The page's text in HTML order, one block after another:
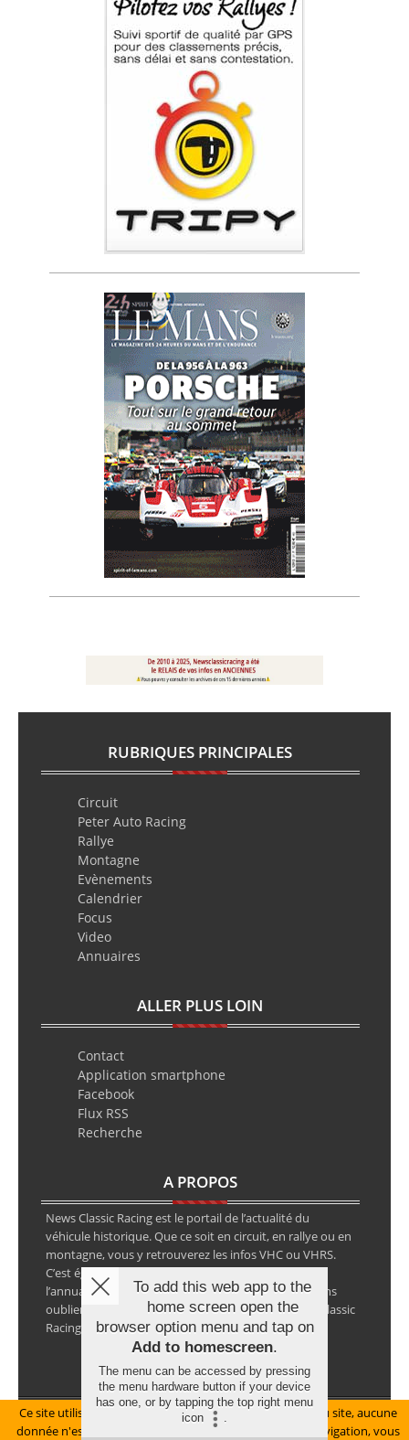
RUBRIQUES PRINCIPALES
Circuit
Peter Auto Racing
Rallye
Montagne
Evènements
Calendrier
Focus
Video
Annuaires
ALLER PLUS LOIN
Contact
Application smartphone
Facebook
Flux RSS
Recherche
A PROPOS
News Classic Racing est le portail de l’actualité du
véhicule historique. Que ce soit en circuit, en rallye ou en
montagne, vous y retrouverez les infos VHC ou VHRS.
C’est également le calendrier des épreuves ainsi que
l’annuaire des spécialistes de la voiture ancienne, sans
oublier les petites annonces avec notre partenaire Classic
Racing Annonces.
Mentions légales
Ce site utilise des cookies pour le bon fonctionnement du site, aucune
donnée n'est collectée à ce titre. En poursuivant votre navigation, vous
To add this web app to the
home screen open the
browser option menu and tap on
Add to homescreen.
The menu can be accessed by pressing
the menu hardware button if your device
has one, or by tapping the top right menu
icon
.